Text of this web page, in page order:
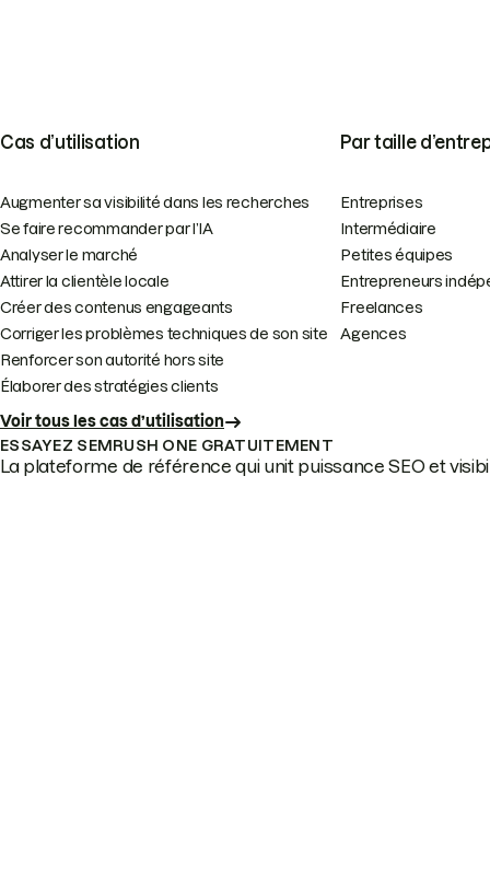
Cas d’utilisation
Augmenter sa visibilité dans les recherches
Se faire recommander par l’IA
Analyser le marché
Attirer la clientèle locale
Créer des contenus engageants
Corriger les problèmes techniques de son site
Renforcer son autorité hors site
Élaborer des stratégies clients
Voir tous les cas d’utilisation
Par taille
Entreprises
Intermédiaire
Petites équipes
Entrepreneurs
Freelances
Agences
ESSAYEZ SEMRUSH ONE GRATUITEMENT
La plateforme de référence qui unit puissance SEO et